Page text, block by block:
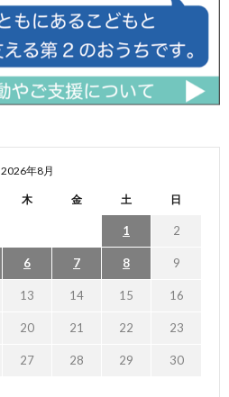
2026年8月
木 金 土 日
1 2
6 7 8 9
13 14 15 16
20 21 22 23
27 28 29 30